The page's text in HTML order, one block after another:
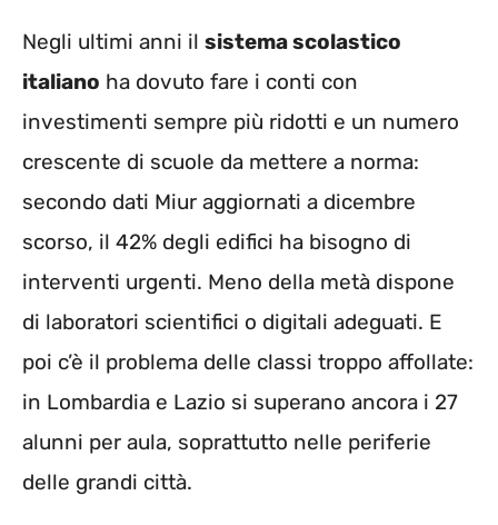
Negli ultimi anni il sistema scolastico
italiano ha dovuto fare i conti con
investimenti sempre più ridotti e un numero
crescente di scuole da mettere a norma:
secondo dati Miur aggiornati a dicembre
scorso, il 42% degli edifici ha bisogno di
interventi urgenti. Meno della metà dispone
di laboratori scientifici o digitali adeguati. E
poi c’è il problema delle classi troppo affollate:
in Lombardia e Lazio si superano ancora i 27
alunni per aula, soprattutto nelle periferie
delle grandi città.